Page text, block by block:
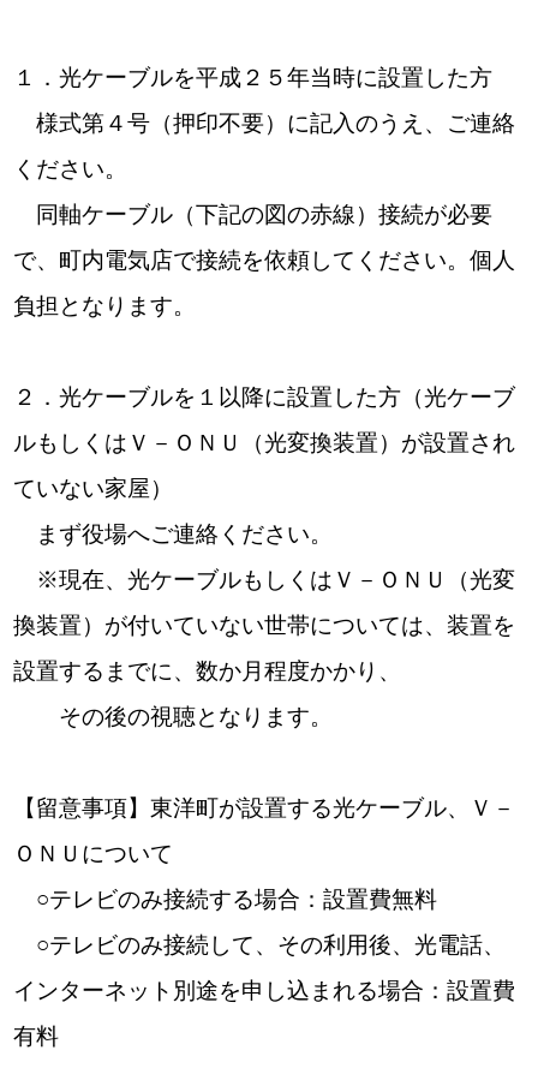
１．光ケーブルを平成２５年当時に設置した方
様式第４号（押印不要）に記入のうえ、ご連絡
ください。
同軸ケーブル（下記の図の赤線）接続が必要
で、町内電気店で接続を依頼してください。個人
負担となります。
２．光ケーブルを１以降に設置した方（光ケーブ
ルもしくはＶ－ＯＮＵ（光変換装置）が設置され
ていない家屋）
まず役場へご連絡ください。
※現在、光ケーブルもしくはＶ－ＯＮＵ（光変
換装置）が付いていない世帯については、装置を
設置するまでに、数か月程度かかり、
その後の視聴となります。
【留意事項】東洋町が設置する光ケーブル、Ｖ－
ＯＮＵについて
○テレビのみ接続する場合：設置費無料
○テレビのみ接続して、その利用後、光電話、
インターネット別途を申し込まれる場合：設置費
有料